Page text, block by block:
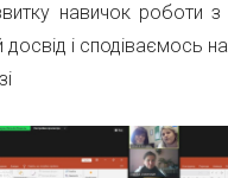
навичок роботи з
досвід і сподіваємось